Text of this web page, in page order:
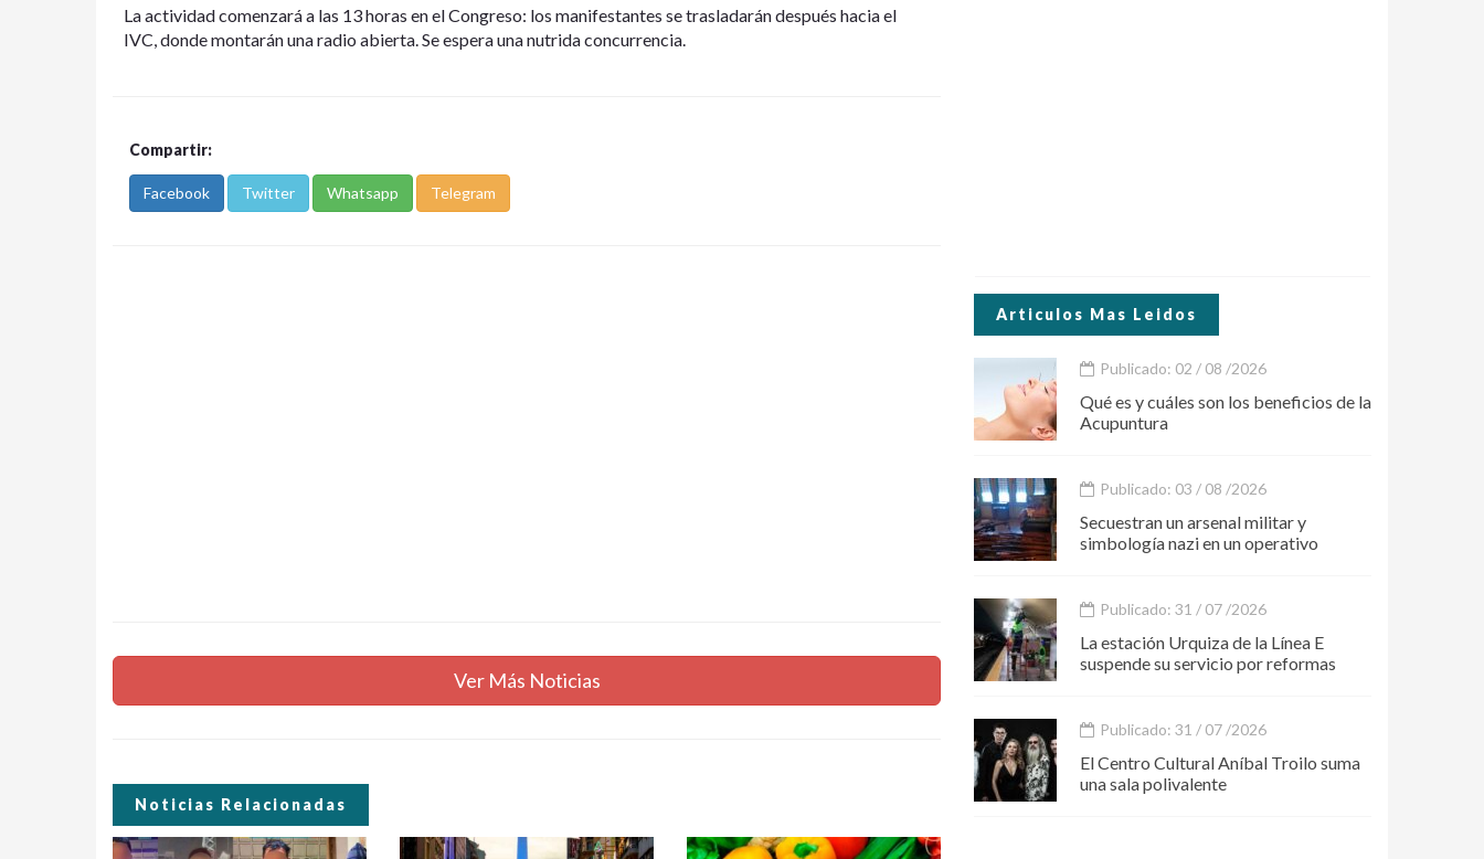
La actividad comenzará a las 13 horas en el Congreso: los manifestantes se trasladarán después hacia el
IVC, donde montarán una radio abierta. Se espera una nutrida concurrencia.
Compartir:
Facebook Twitter Whatsapp Telegram
Ver Más Noticias
Noticias Relacionadas
Articulos Mas Leidos
Publicado: 02 / 08 /2026
Qué es y cuáles son los beneficios de la
Acupuntura
Publicado: 03 / 08 /2026
Secuestran un arsenal militar y
simbología nazi en un operativo
Publicado: 31 / 07 /2026
La estación Urquiza de la Línea E
suspende su servicio por reformas
Publicado: 31 / 07 /2026
El Centro Cultural Aníbal Troilo suma
una sala polivalente